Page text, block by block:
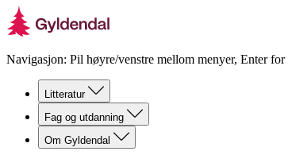
Navigasjon: Pil høyre/venstre mellom menyer, Enter for
Litteratur
Fag og utdanning
Om Gyldendal